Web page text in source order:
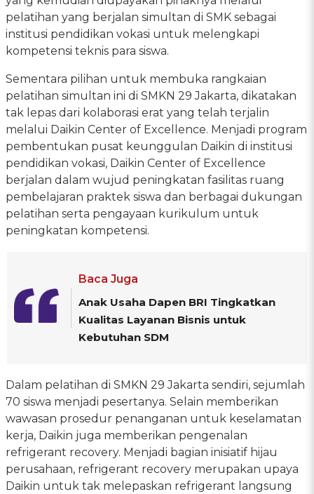
pelatihan yang berjalan simultan di SMK sebagai
institusi pendidikan vokasi untuk melengkapi
kompetensi teknis para siswa.
Sementara pilihan untuk membuka rangkaian
pelatihan simultan ini di SMKN 29 Jakarta, dikatakan
tak lepas dari kolaborasi erat yang telah terjalin
melalui Daikin Center of Excellence. Menjadi program
pembentukan pusat keunggulan Daikin di institusi
pendidikan vokasi, Daikin Center of Excellence
berjalan dalam wujud peningkatan fasilitas ruang
pembelajaran praktek siswa dan berbagai dukungan
pelatihan serta pengayaan kurikulum untuk
peningkatan kompetensi.
Baca Juga
Anak Usaha Dapen BRI Tingkatkan
Kualitas Layanan Bisnis untuk
Kebutuhan SDM
Dalam pelatihan di SMKN 29 Jakarta sendiri, sejumlah
70 siswa menjadi pesertanya. Selain memberikan
wawasan prosedur penanganan untuk keselamatan
kerja, Daikin juga memberikan pengenalan
refrigerant recovery. Menjadi bagian inisiatif hijau
perusahaan, refrigerant recovery merupakan upaya
Daikin untuk tak melepaskan refrigerant langsung